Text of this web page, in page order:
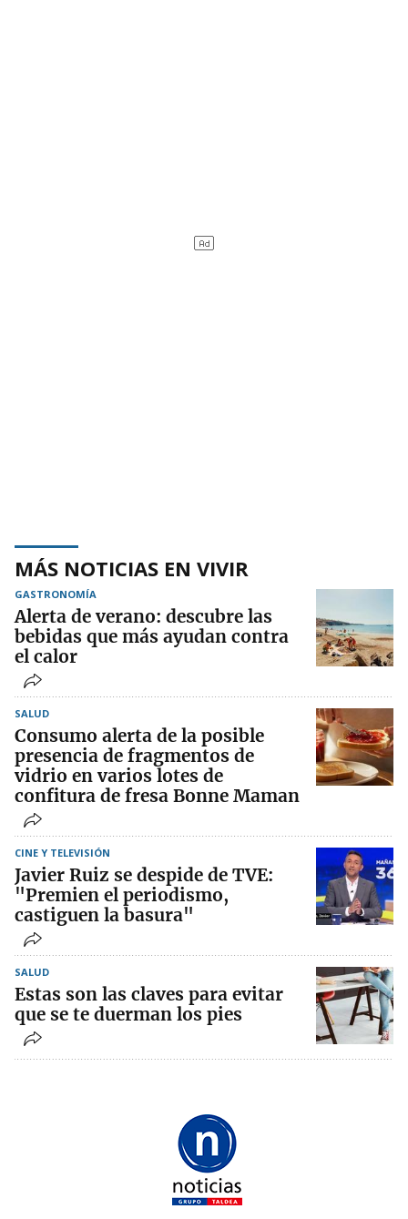
MÁS NOTICIAS EN VIVIR
GASTRONOMÍA
Alerta de verano: descubre las
bebidas que más ayudan contra
el calor
SALUD
Consumo alerta de la posible
presencia de fragmentos de
vidrio en varios lotes de
confitura de fresa Bonne Maman
CINE Y TELEVISIÓN
Javier Ruiz se despide de TVE:
"Premien el periodismo,
castiguen la basura"
SALUD
Estas son las claves para evitar
que se te duerman los pies